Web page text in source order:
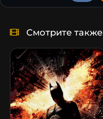
Смотрите также